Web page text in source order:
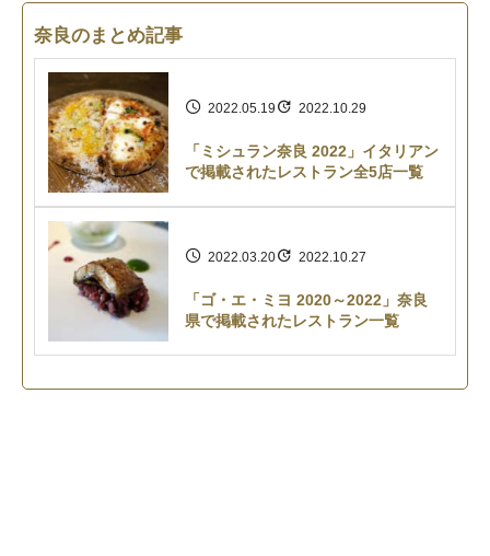
奈良のまとめ記事
2022.05.19 2022.10.29
「ミシュラン奈良 2022」イタリアン
で掲載されたレストラン全5店一覧
2022.03.20 2022.10.27
「ゴ・エ・ミヨ 2020～2022」奈良
県で掲載されたレストラン一覧